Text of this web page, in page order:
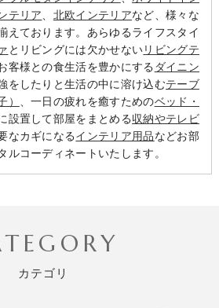
テリア 北欧インテリアなど、様々な
えております。あらゆるライフスタイ
とリビングには欠かせないリビングテ
客様との食生活を豊かにする ダイニン
をしたりと生活の中に溶け込むテーブ
） 、一日の疲れを癒すためのベッド・
設置して部屋をまとめる収納やテレビ
なカギになるインテリア用品などお部
ルコーディネートいたします。
カテゴリ